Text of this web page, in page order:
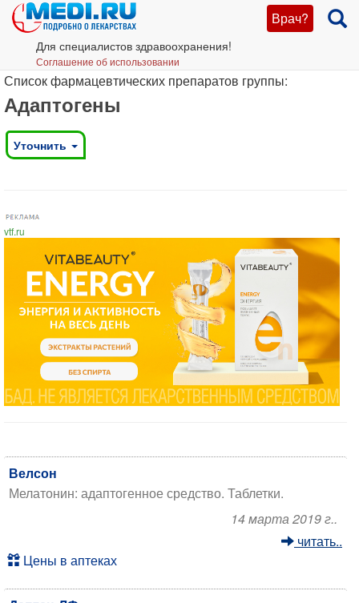
Врач?
Для специалистов здравоохранения!
Соглашение об использовании
Список фармацевтических препаратов группы:
Адаптогены
Уточнить
vtf.ru
Велсон
Мелатонин: адаптогенное средство. Таблетки.
14 марта 2019 г..
читать..
Цены в аптеках